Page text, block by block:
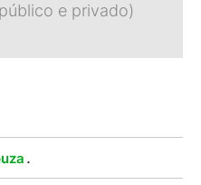
e privado)
.